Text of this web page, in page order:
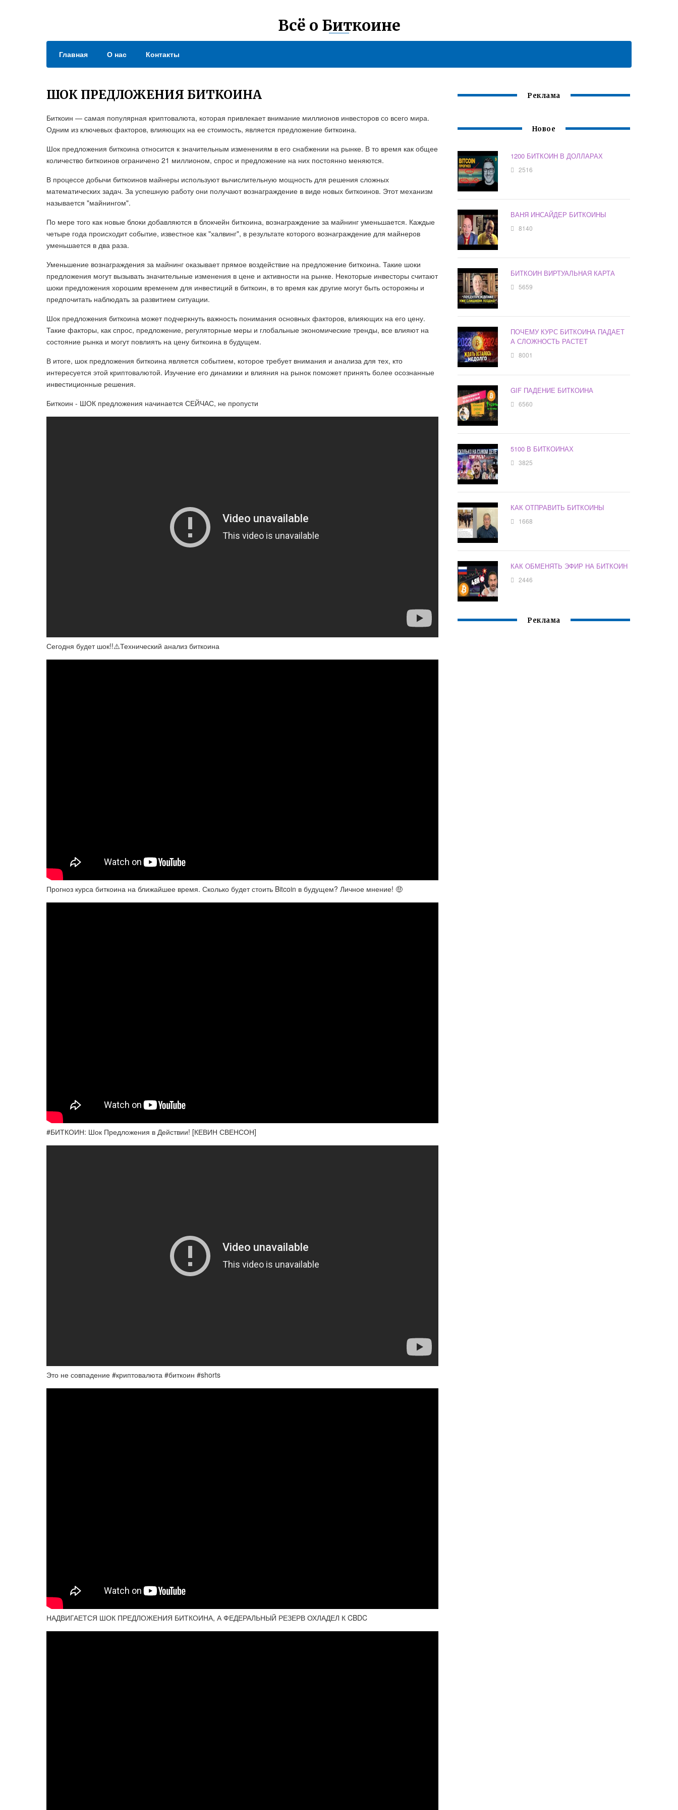
Всё о Биткоине
Главная О нас Контакты
ШОК ПРЕДЛОЖЕНИЯ БИТКОИНА
Биткоин — самая популярная криптовалюта, которая привлекает внимание миллионов инвесторов со всего мира.
Одним из ключевых факторов, влияющих на ее стоимость, является предложение биткоина.
Шок предложения биткоина относится к значительным изменениям в его снабжении на рынке. В то время как общее
количество биткоинов ограничено 21 миллионом, спрос и предложение на них постоянно меняются.
В процессе добычи биткоинов майнеры используют вычислительную мощность для решения сложных
математических задач. За успешную работу они получают вознаграждение в виде новых биткоинов. Этот механизм
называется "майнингом".
По мере того как новые блоки добавляются в блокчейн биткоина, вознаграждение за майнинг уменьшается. Каждые
четыре года происходит событие, известное как "халвинг", в результате которого вознаграждение для майнеров
уменьшается в два раза.
Уменьшение вознаграждения за майнинг оказывает прямое воздействие на предложение биткоина. Такие шоки
предложения могут вызывать значительные изменения в цене и активности на рынке. Некоторые инвесторы считают
шоки предложения хорошим временем для инвестиций в биткоин, в то время как другие могут быть осторожны и
предпочитать наблюдать за развитием ситуации.
Шок предложения биткоина может подчеркнуть важность понимания основных факторов, влияющих на его цену.
Такие факторы, как спрос, предложение, регуляторные меры и глобальные экономические тренды, все влияют на
состояние рынка и могут повлиять на цену биткоина в будущем.
В итоге, шок предложения биткоина является событием, которое требует внимания и анализа для тех, кто
интересуется этой криптовалютой. Изучение его динамики и влияния на рынок поможет принять более осознанные
инвестиционные решения.
Биткоин - ШОК предложения начинается СЕЙЧАС, не пропусти
Сегодня будет шок!!⚠️Технический анализ биткоина
Прогноз курса биткоина на ближайшее время. Сколько будет стоить Bitcoin в будущем? Личное мнение! 🤑
#БИТКОИН: Шок Предложения в Действии! [КЕВИН СВЕНСОН]
Это не совпадение #криптовалюта #биткоин #shorts
НАДВИГАЕТСЯ ШОК ПРЕДЛОЖЕНИЯ БИТКОИНА, А ФЕДЕРАЛЬНЫЙ РЕЗЕРВ ОХЛАДЕЛ К CBDC
Реклама
Новое
1200 БИТКОИН В ДОЛЛАРАХ
2516
ВАНЯ ИНСАЙДЕР БИТКОИНЫ
8140
БИТКОИН ВИРТУАЛЬНАЯ КАРТА
5659
ПОЧЕМУ КУРС БИТКОИНА ПАДАЕТ
А СЛОЖНОСТЬ РАСТЕТ
8001
GIF ПАДЕНИЕ БИТКОИНА
6560
5100 В БИТКОИНАХ
3825
КАК ОТПРАВИТЬ БИТКОИНЫ
1668
КАК ОБМЕНЯТЬ ЭФИР НА БИТКОИН
2446
Реклама